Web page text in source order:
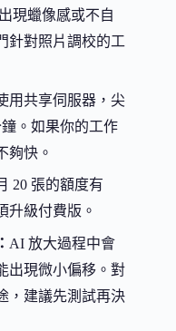
現蠟像感或不自
針對照片調校的工
用共享伺服器，尖
。如果你的工作
夠快。
20 張的額度有
升級付費版。
AI 放大過程中會
出現微小偏移。對
，建議先測試再決